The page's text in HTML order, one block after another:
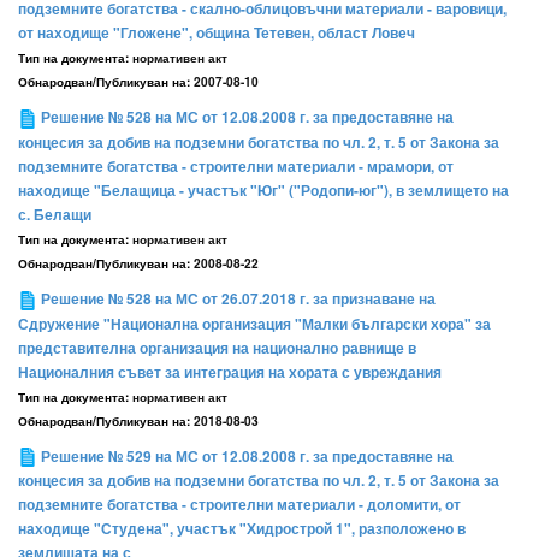
подземните богатства - скално-облицовъчни материали - варовици,
от находище "Гложене", община Тетевен, област Ловеч
Тип на документа: нормативен акт
Обнародван/Публикуван на: 2007-08-10
Решение № 528 на МС от 12.08.2008 г. за предоставяне на
концесия за добив на подземни богатства по чл. 2, т. 5 от Закона за
подземните богатства - строителни материали - мрамори, от
находище "Белащица - участък "Юг" ("Родопи-юг"), в землището на
с. Белащи
Тип на документа: нормативен акт
Обнародван/Публикуван на: 2008-08-22
Решение № 528 на МС от 26.07.2018 г. за признаване на
Сдружение "Национална организация "Малки български хора" за
представителна организация на национално равнище в
Националния съвет за интеграция на хората с увреждания
Тип на документа: нормативен акт
Обнародван/Публикуван на: 2018-08-03
Решение № 529 на МС от 12.08.2008 г. за предоставяне на
концесия за добив на подземни богатства по чл. 2, т. 5 от Закона за
подземните богатства - строителни материали - доломити, от
находище "Студена", участък "Хидрострой 1", разположено в